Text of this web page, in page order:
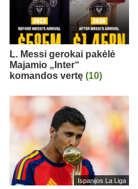
L. Messi gerokai pakėlė
Majamio „Inter“
komandos vertę (10)
Ispanijos La Liga